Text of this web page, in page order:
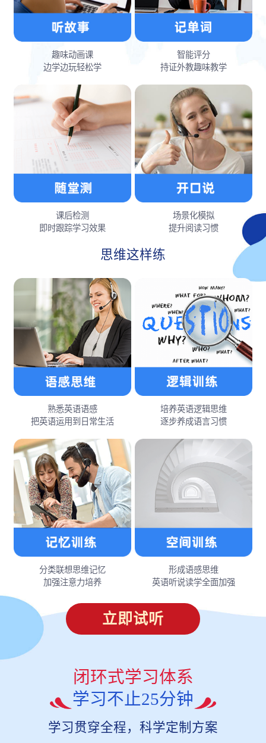
趣味动画课
边学边玩轻松学
智能评分
持证外教趣味教学
课后检测
即时跟踪学习效果
场景化模拟
提升阅读习惯
思维这样练
熟悉英语语感
把英语运用到日常生活
培养英语逻辑思维
逐步养成语言习惯
分类联想思维记忆
加强注意力培养
形成语感思维
英语听说读学全面加强
立即试听
闭环式学习体系
学习不止25分钟
学习贯穿全程，科学定制方案